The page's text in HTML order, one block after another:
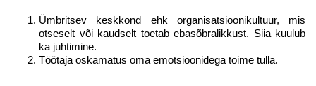
Ümbritsev keskkond ehk organisatsioonikultuur, mis
otseselt või kaudselt toetab ebasõbralikkust. Siia kuulub
ka juhtimine.
Töötaja oskamatus oma emotsioonidega toime tulla.